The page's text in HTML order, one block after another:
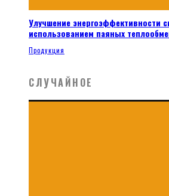
Улучшение энергоэффективности
использованием паяных
Продукция
СЛУЧАЙНОЕ